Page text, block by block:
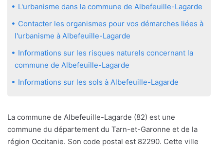
L'urbanisme dans la commune de Albefeuille-Lagarde
Contacter les organismes pour vos démarches liées à
l'urbanisme à Albefeuille-Lagarde
Informations sur les risques naturels concernant la
commune de Albefeuille-Lagarde
Informations sur les sols à Albefeuille-Lagarde
La commune de Albefeuille-Lagarde (82) est une
commune du département du Tarn-et-Garonne et de la
région Occitanie. Son code postal est 82290. Cette ville